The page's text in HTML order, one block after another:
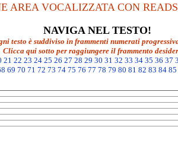
AREA VOCALIZZATA CON
NAVIGA NEL TESTO!
testo è suddiviso in frammenti numerati
Clicca qui sotto per raggiungere il frammento
21 22 23 24 25 26 27 28 29 30 31 32 33 34 35 36 37
69 70 71 72 73 74 75 76 77 78 79 80 81 82 83 84 85